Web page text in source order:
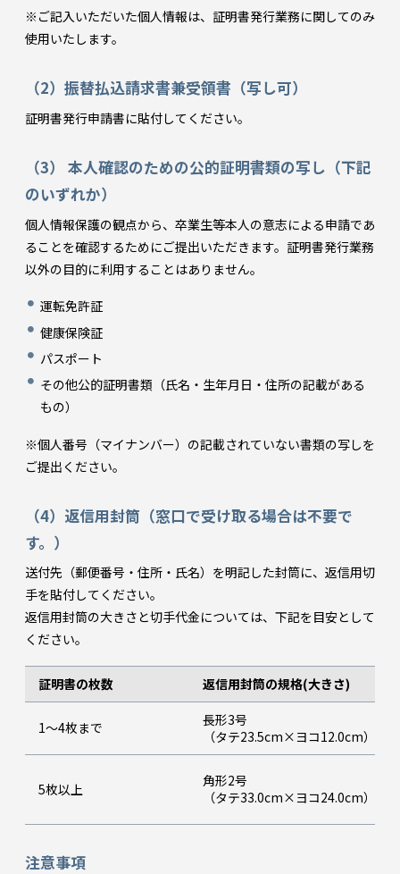
※ご記入いただいた個人情報は、証明書発行業務に関してのみ
使用いたします。
（2）振替払込請求書兼受領書（写し可）
証明書発行申請書に貼付してください。
（3） 本人確認のための公的証明書類の写し（下記
のいずれか）
個人情報保護の観点から、卒業生等本人の意志による申請であ
ることを確認するためにご提出いただきます。証明書発行業務
以外の目的に利用することはありません。
運転免許証
健康保険証
パスポート
その他公的証明書類（氏名・生年月日・住所の記載がある
もの）
※個人番号（マイナンバー）の記載されていない書類の写しを
ご提出ください。
（4）返信用封筒（窓口で受け取る場合は不要で
す。）
送付先（郵便番号・住所・氏名）を明記した封筒に、返信用切
手を貼付してください。
返信用封筒の大きさと切手代金については、下記を目安として
ください。
証明書の枚数 返信用封筒の規格(大きさ)
1～4枚まで
長形3号
（タテ23.5cm×ヨコ12.0cm）
5枚以上
角形2号
（タテ33.0cm×ヨコ24.0cm）
注意事項